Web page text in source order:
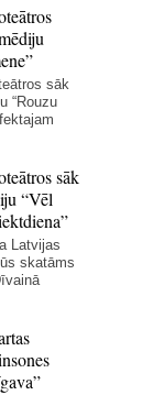
sāk
“Rouzu
sāk
“Vēl
Latvijas
skatāms